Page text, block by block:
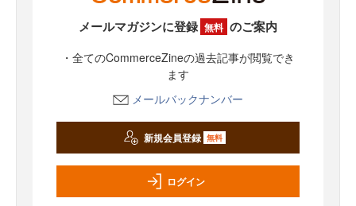
メールマガジンに登録 無料 のご案内
・全てのCommerceZineの過去記事が閲覧でき
ます
メールバックナンバー
新規会員登録 無料
ログイン